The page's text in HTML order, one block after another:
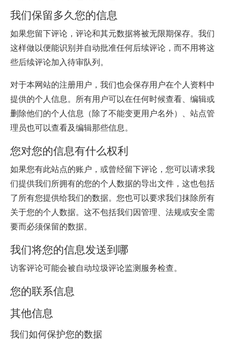
我们保留多久您的信息
如果您留下评论，评论和其元数据将被无限期保存。我们
这样做以便能识别并自动批准任何后续评论，而不用将这
些后续评论加入待审队列。
对于本网站的注册用户，我们也会保存用户在个人资料中
提供的个人信息。所有用户可以在任何时候查看、编辑或
删除他们的个人信息（除了不能变更用户名外）、站点管
理员也可以查看及编辑那些信息。
您对您的信息有什么权利
如果您有此站点的账户，或曾经留下评论，您可以请求我
们提供我们所拥有的您的个人数据的导出文件，这也包括
了所有您提供给我们的数据。您也可以要求我们抹除所有
关于您的个人数据。这不包括我们因管理、法规或安全需
要而必须保留的数据。
我们将您的信息发送到哪
访客评论可能会被自动垃圾评论监测服务检查。
您的联系信息
其他信息
我们如何保护您的数据